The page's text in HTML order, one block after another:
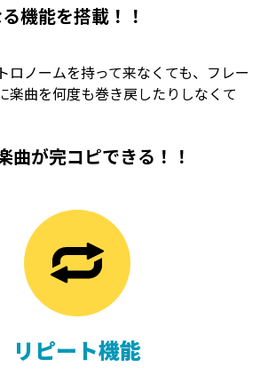
機能を搭載！！
ロノームを持って来なくても、フレー
楽曲を何度も巻き戻したりしなくて
曲が完コピできる！！
リピート機能